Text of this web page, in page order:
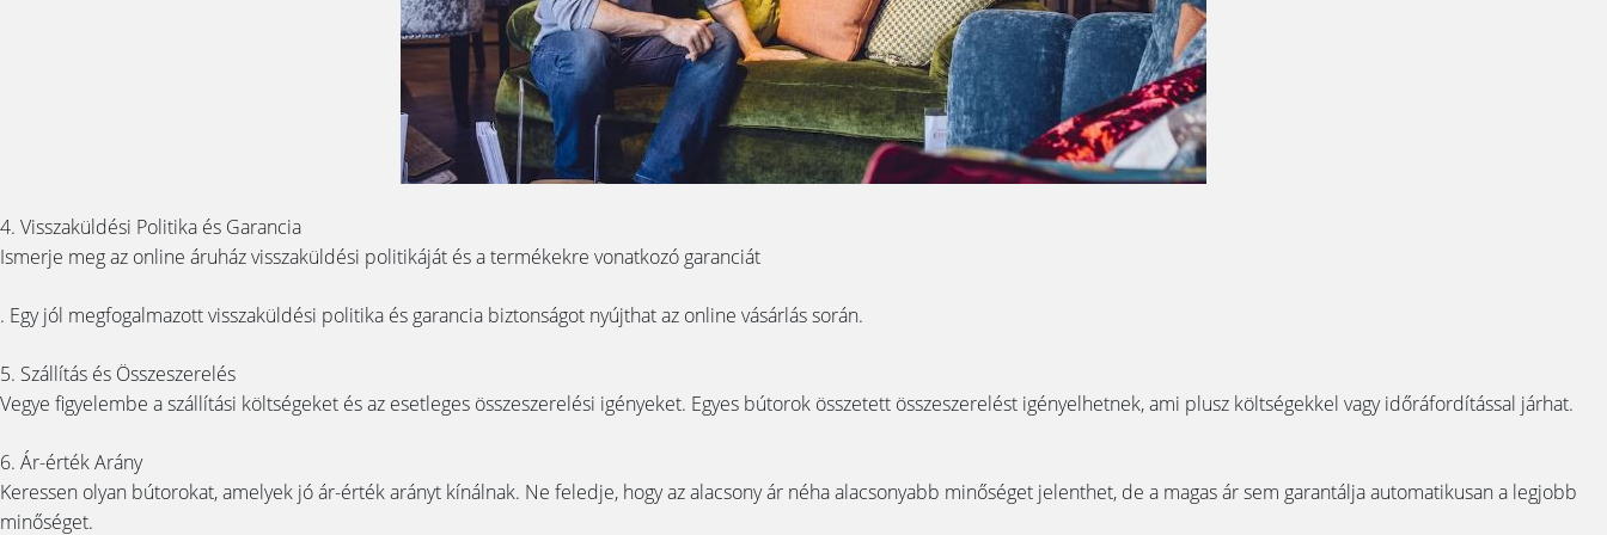
4. Visszaküldési Politika és Garancia
Ismerje meg az online áruház visszaküldési politikáját és a termékekre vonatkozó garanciát
. Egy jól megfogalmazott visszaküldési politika és garancia biztonságot nyújthat az online vásárlás során.
5. Szállítás és Összeszerelés
Vegye figyelembe a szállítási költségeket és az esetleges összeszerelési igényeket. Egyes bútorok összetett összeszerelést igényelhetnek, ami plusz költségekkel vagy időráfordítással járhat.
6. Ár-érték Arány
Keressen olyan bútorokat, amelyek jó ár-érték arányt kínálnak. Ne feledje, hogy az alacsony ár néha alacsonyabb minőséget jelenthet, de a magas ár sem garantálja automatikusan a legjobb
minőséget.